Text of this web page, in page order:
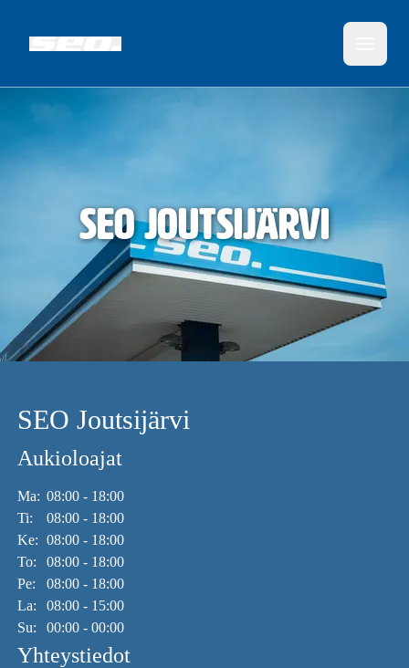
SEO Joutsijärvi
SEO Joutsijärvi
Aukioloajat
Ma: 08:00 - 18:00
Ti:
08:00 - 18:00
Ke: 08:00 - 18:00
To:
08:00 - 18:00
Pe:
08:00 - 18:00
La:
08:00 - 15:00
Su:
00:00 - 00:00
Yhteystiedot